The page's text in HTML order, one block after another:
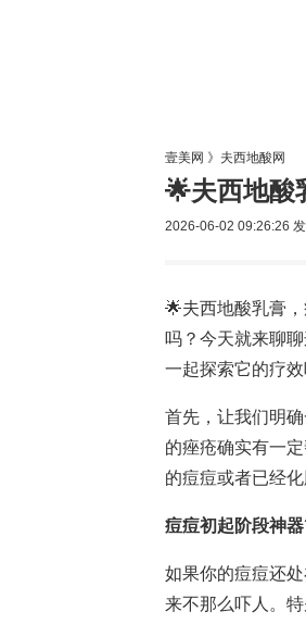
壹美网 》 夫西地酸网
🌟夫西地酸
2026-06-02 09:26:26
🌟夫西地酸乳膏
吗？今天就来聊
一起探索它的疗
首先，让我们明
的痤疮确实有一
的痘痘或者已经
痘痘初起阶段神
如果你的痘痘还
来不那么吓人。